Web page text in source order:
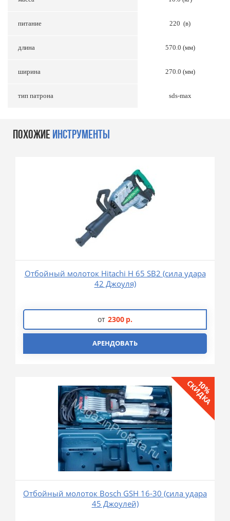
питание 220 (в)
длина 570.0 (мм)
ширина 270.0 (мм)
тип патрона sds-max
ПОХОЖИЕ ИНСТРУМЕНТЫ
Отбойный молоток Hitachi H 65 SB2 (сила удара
42 Джоуля)
от 2300 р.
АРЕНДОВАТЬ
10%
СКИДКА
Отбойный молоток Bosch GSH 16-30 (сила удара
45 Джоулей)